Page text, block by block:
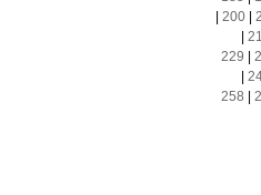
200|
229
258